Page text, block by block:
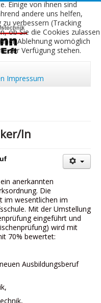
In
anerkannten
Die
im wesentlichen im
Mit der Umstellung
eingeführt und
wird mit
70% bewertet:
Ausbildungsberuf
Einige von ihnen sind
andere uns helfen,
verbessern (Tracking
ob Sie die Cookies zulassen
Ablehnung womöglich
zur Verfügung stehen.
Impressum